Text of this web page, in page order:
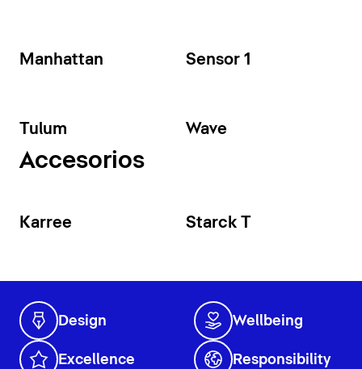
Manhattan Sensor 1
Tulum Wave
Accesorios
Karree Starck T
Design Wellbeing
Excellence Responsibility